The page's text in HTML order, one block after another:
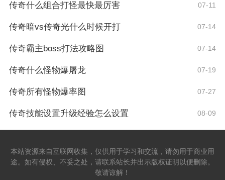
传奇什么组合打怪最快最厉害 07-11
传奇暗vs传奇光什么时候开打 07-14
传奇霸主boss打法攻略图 07-14
传奇什么怪物爆屠龙 07-19
传奇所有怪物爆率图 07-27
传奇技能设置升级经验怎么设置 08-09
本站资源来自互联网收集，仅供用于学习和交流，请勿用于商业用
途。如有侵权、不妥之处，请联系站长并出示版权证明以便删除。
敬请谅解！